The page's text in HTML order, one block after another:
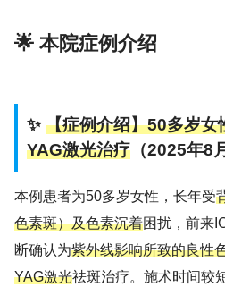
🌟 本院症例介绍
✨ 【症例介绍】50多岁女
YAG激光治疗 （2025年8
本例患者为50多岁女性，长年受
色素斑）及色素沉着困扰，前来
断确认为紫外线影响所致的良性
YAG激光祛斑治疗。施术时间较